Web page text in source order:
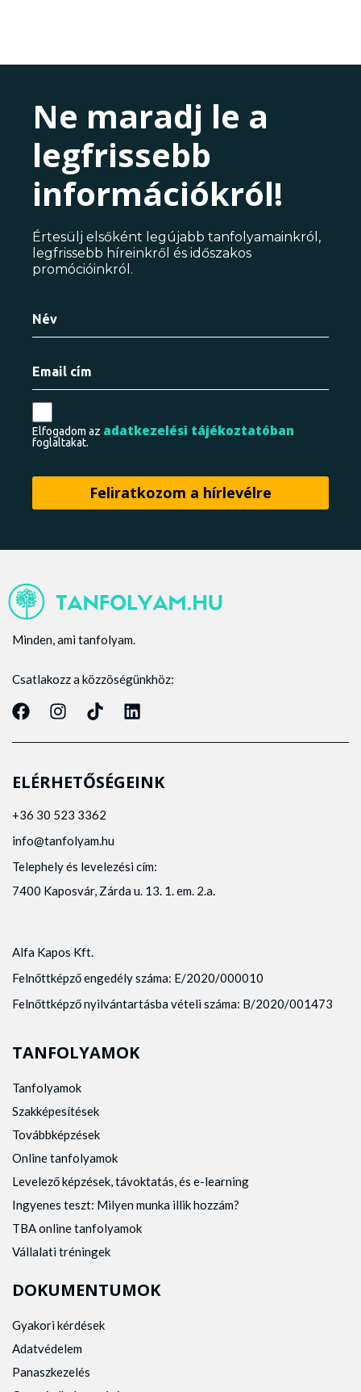
Ne maradj le a
legfrissebb
információkról!
Értesülj elsőként legújabb tanfolyamainkról,
legfrissebb híreinkről és időszakos
promócióinkról.
Elfogadom az adatkezelési tájékoztatóban
foglaltakat.
Minden, ami tanfolyam.
Csatlakozz a közzöségünkhöz:
ELÉRHETŐSÉGEINK
+36 30 523 3362
info@tanfolyam.hu
Telephely és levelezési cím:
7400 Kaposvár, Zárda u. 13. 1. em. 2.a.
Alfa Kapos Kft.
Felnőttképző engedély száma: E/2020/000010
Felnőttképző nyilvántartásba vételi száma: B/2020/001473
TANFOLYAMOK
Tanfolyamok
Szakképesítések
Továbbképzések
Online tanfolyamok
Levelező képzések, távoktatás, és e-learning
Ingyenes teszt: Milyen munka illik hozzám?
TBA online tanfolyamok
Vállalati tréningek
DOKUMENTUMOK
Gyakori kérdések
Adatvédelem
Panaszkezelés